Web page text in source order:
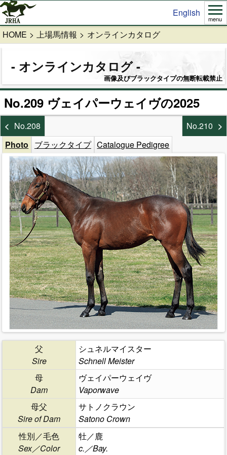
English
menu
HOME 上場馬情報 オンラインカタログ
オンラインカタログ
画像及びブラックタイプの無断転載禁止
No.209 ヴェイパーウェイヴの2025
No.208
No.210
Photo
ブラックタイプ Catalogue Pedigree
父
Sire
シュネルマイスター
Schnell Meister
母
Dam
ヴェイパーウェイヴ
Vaporwave
母父
Sire of Dam
サトノクラウン
Satono Crown
性別／毛色
Sex／Color
牡／鹿
c.／Bay.